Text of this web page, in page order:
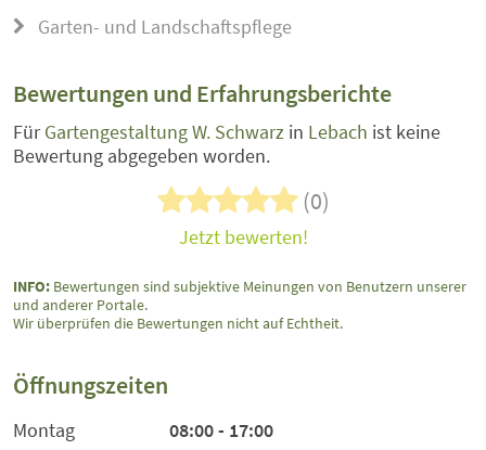
Garten- und Landschaftspflege
Bewertungen und Erfahrungsberichte
FürGartengestaltung W. Schwarz in Lebach ist keine
Bewertung abgegeben worden.
(0)
Jetzt bewerten!
INFO: Bewertungen sind subjektive Meinungen von Benutzern unserer
und anderer Portale.
Wir überprüfen die Bewertungen nicht auf Echtheit.
Öffnungszeiten
Montag
08:00 - 17:00